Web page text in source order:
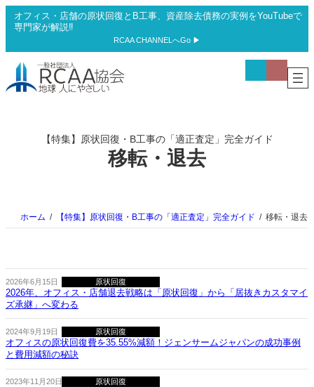
容
ス
プ
オフィス・店舗の原状回復とB工事、資産除去債務の実例をYouTubeで
専門家が解説‼
RCAA CHANNELへGo ▶
コ
コ
【特集】原状回復・B工事の「適正査定」完全ガイド
移転・退去
ホーム 【特集】原状回復・B工事の「適正査定」完全ガイド 移転・退去
2026年6月15日 原状回復
2026年、オフィス・店舗退去戦略は「原状回復」から「居抜きカスタマイ
ズ承継」へ変わる
2024年9月19日 原状回復
オフィスの原状回復費を35.55%減額！ジェンサームジャパンの成功事例
と費用減額の秘訣
2023年11月20日 原状回復